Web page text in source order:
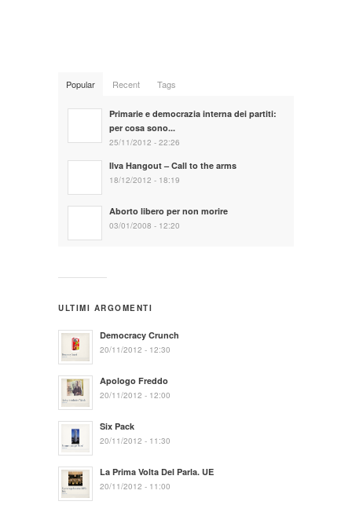
Popular Recent Tags
Primarie e democrazia interna dei partiti:
per cosa sono...
25/11/2012 - 22:26
Ilva Hangout – Call to the arms
18/12/2012 - 18:19
Aborto libero per non morire
03/01/2008 - 12:20
ULTIMI ARGOMENTI
Democracy Crunch
20/11/2012 - 12:30
Apologo Freddo
20/11/2012 - 12:00
Six Pack
20/11/2012 - 11:30
La Prima Volta Del Parla. UE
20/11/2012 - 11:00